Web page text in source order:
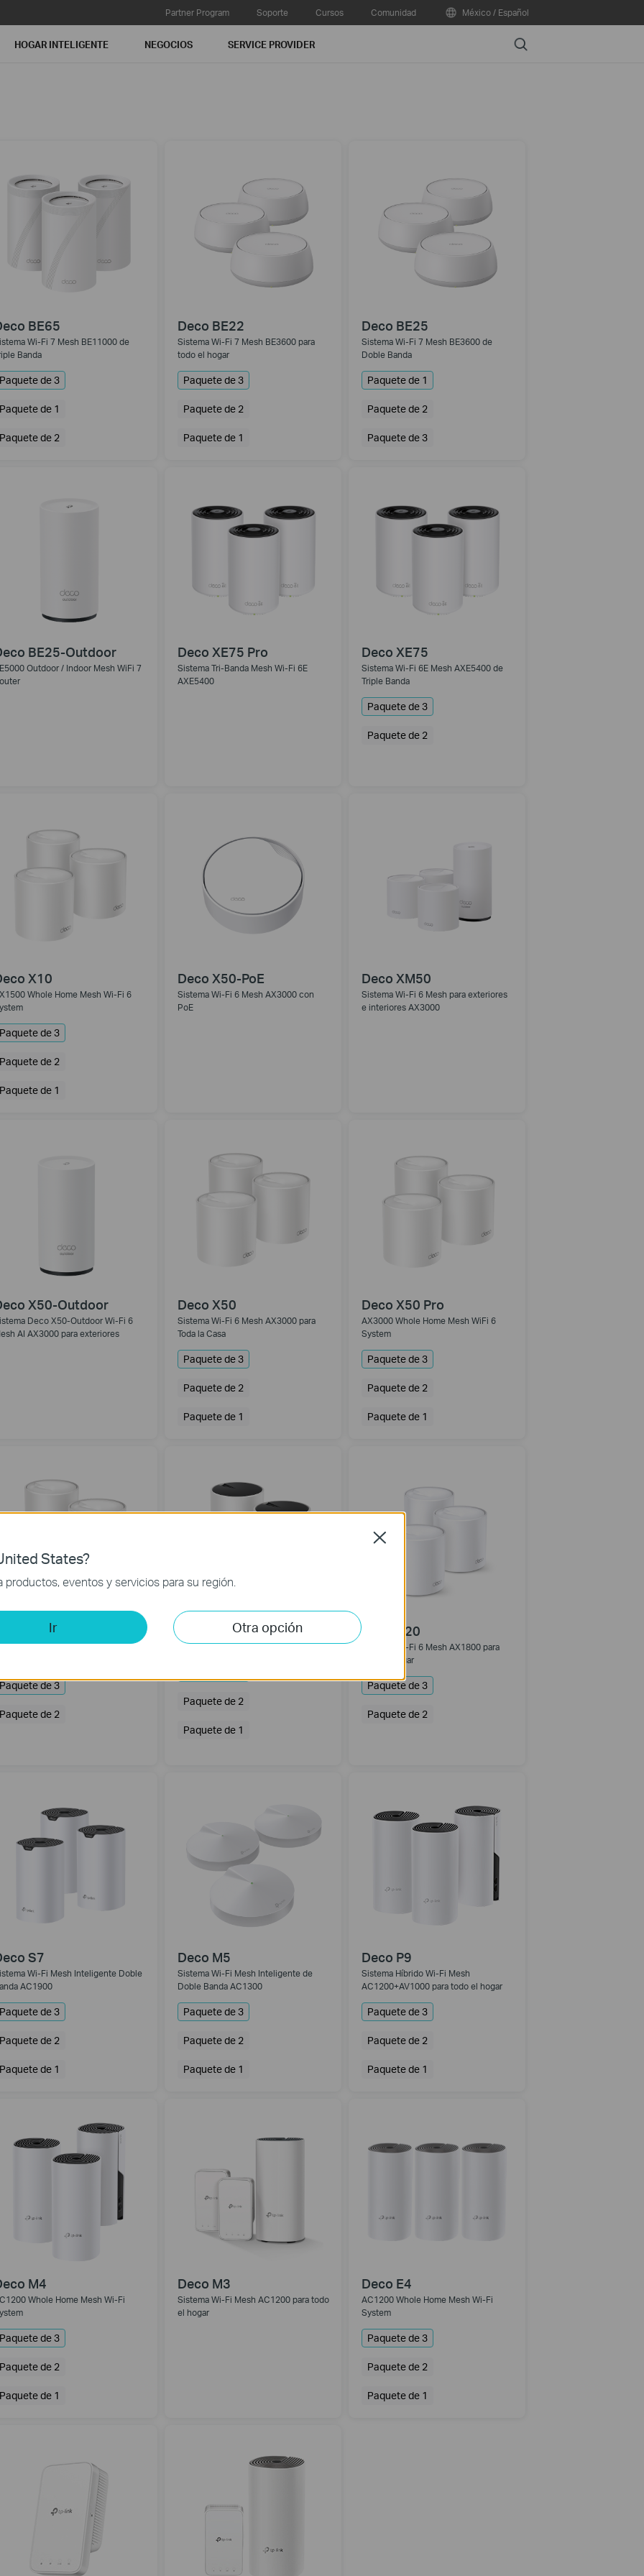
Partner Program Soporte Cursos Comunidad México / Español
HOGAR INTELIGENTE NEGOCIOS SERVICE PROVIDER Search
BE65
Wi-Fi 7 Mesh BE11000 de
Banda
de 3
de 1
de 2
Deco BE22
Sistema Wi-Fi 7 Mesh BE3600 para
todo el hogar
Paquete de 3
Paquete de 2
Paquete de 1
Deco BE25
Sistema Wi-Fi 7 Mesh BE3600 de
Doble Banda
Paquete de 1
Paquete de 2
Paquete de 3
BE25-Outdoor
Outdoor / Indoor Mesh WiFi 7
Deco XE75 Pro
Sistema Tri-Banda Mesh Wi-Fi 6E
AXE5400
Deco XE75
Sistema Wi-Fi 6E Mesh AXE5400 de
Triple Banda
Paquete de 3
Paquete de 2
X10
Whole Home Mesh Wi-Fi 6
de 3
de 2
de 1
Deco X50-PoE
Sistema Wi-Fi 6 Mesh AX3000 con
PoE
Deco XM50
Sistema Wi-Fi 6 Mesh para exteriores
e interiores AX3000
X50-Outdoor
Deco X50-Outdoor Wi-Fi 6
AI AX3000 para exteriores
Deco X50
Sistema Wi-Fi 6 Mesh AX3000 para
Toda la Casa
Paquete de 3
Paquete de 2
Paquete de 1
Deco X50 Pro
AX3000 Whole Home Mesh WiFi 6
System
Paquete de 3
Paquete de 2
Paquete de 1
X60
Wi-Fi 6 Mesh AX3000 para
de 3
de 2
Deco X55
Sistema Wi-Fi 6 Mesh AX3000
Paquete de 2
Paquete de 1
Deco X20
Sistema Wi-Fi 6 Mesh AX1800 para
todo tu hogar
Paquete de 3
Paquete de 2
S7
Wi-Fi Mesh Inteligente Doble
AC1900
de 3
de 2
de 1
Deco M5
Sistema Wi-Fi Mesh Inteligente de
Doble Banda AC1300
Paquete de 3
Paquete de 2
Paquete de 1
Deco P9
Sistema Híbrido Wi-Fi Mesh
AC1200+AV1000 para todo el hogar
Paquete de 3
Paquete de 2
Paquete de 1
M4
Whole Home Mesh Wi-Fi
de 3
de 2
de 1
Deco M3
Sistema Wi-Fi Mesh AC1200 para todo
el hogar
Deco E4
AC1200 Whole Home Mesh Wi-Fi
System
Paquete de 3
Paquete de 2
Paquete de 1
States?
productos, eventos y servicios para su región.
Ir Otra opción
Close